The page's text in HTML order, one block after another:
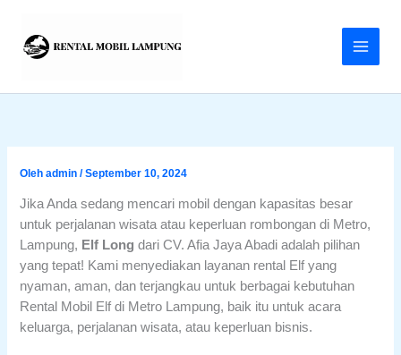
konten
Olehadmin/September 10, 2024
Jika Anda sedang mencari mobil dengan kapasitas besar
untuk perjalanan wisata atau keperluan rombongan di Metro,
Lampung, Elf Long dari CV. Afia Jaya Abadi adalah pilihan
yang tepat! Kami menyediakan layanan rental Elf yang
nyaman, aman, dan terjangkau untuk berbagai kebutuhan
Rental Mobil Elf di Metro Lampung, baik itu untuk acara
keluarga, perjalanan wisata, atau keperluan bisnis.